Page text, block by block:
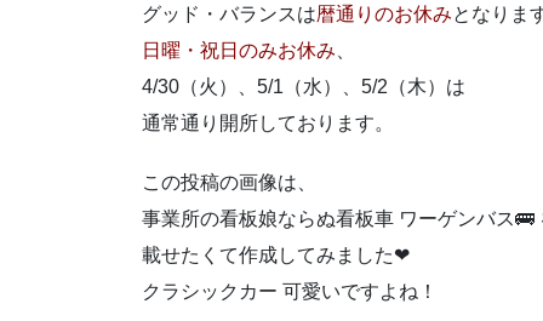
グッド・バランスは暦通りのお休みとなりま
日曜・祝日のみお休み
4/30（火）、5/1（水）、5/2（木）は
通常通り開所しております。
この投稿の画像は、
事業所の看板娘ならぬ看板車 ワーゲンバス🚌
載せたくて作成してみました❤
クラシックカー 可愛いですよね！